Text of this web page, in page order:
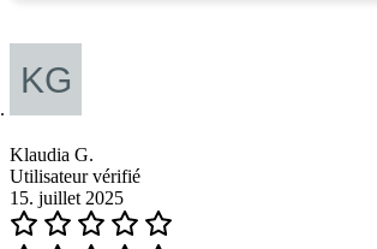
Klaudia G.
Utilisateur vérifié
15. juillet 2025